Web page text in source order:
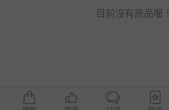
目前沒有商品喔！